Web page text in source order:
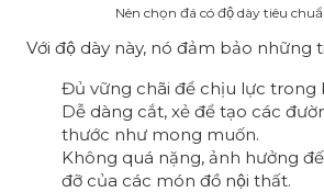
Nên chọn đá có độ dày tiêu
Với độ dày này, nó đảm bảo những
Đủ vững chãi để chịu lực trong
Dễ dàng cắt, xẻ để tạo các
thước như mong muốn.​
Không quá nặng, ảnh hưởng
đỡ của các món đồ nội thất.